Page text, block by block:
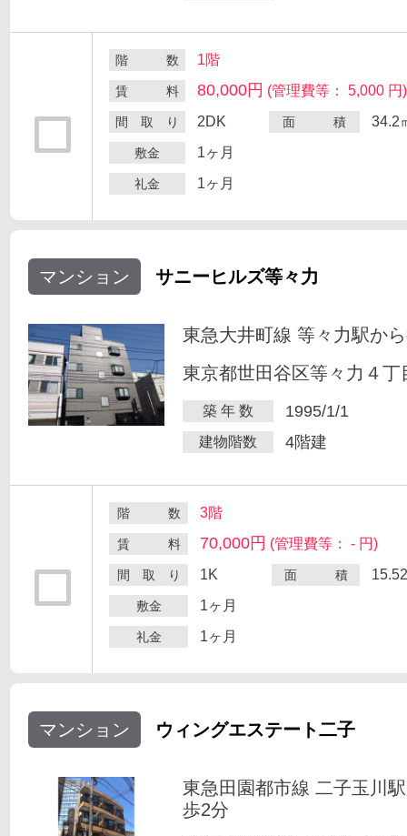
階 数 1階
賃 料 80,000円 (管理費等： 5,000 円)
間 取 り 2DK 面 積 34.2
敷金 1ヶ月
礼金 1ヶ月
マンション サニーヒルズ等々力
東急大井町線 等々力駅か
東京都世田谷区等々力４丁
築 年 数 1995/1/1
建物階数 4階建
階 数 3階
賃 料 70,000円 (管理費等： - 円)
間 取 り 1K 面 積
敷金 1ヶ月
礼金 1ヶ月
マンション ウィングエステート二子
東急田園都市線 二子玉川
歩2分